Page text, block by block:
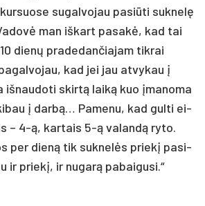
su­gal­vo­jau pa­si­ūti su­knelę
man iš­kart pa­sakė, kad tai
dienų pra­de­dan­čia­jam tik­rai
kad jei jau at­vy­kau į
iš­nau­do­ti skirtą laiką kuo įma­no­ma
į darbą… Pa­me­nu, kad gul­ti ei­
– 4-ą, kar­tais 5-ą va­landą ry­to.
per dieną tik su­knelės prie­kį pa­si­
ir prie­kį, ir nu­garą pa­bai­gu­si.“